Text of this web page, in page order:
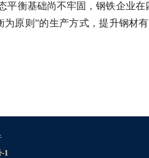
平衡基础尚不牢固，钢铁企业
为原则”的生产方式，提升钢材
行
1